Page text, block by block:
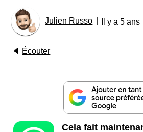
Julien Russo Il y a 5 ans
🔈 Écouter
Cela fait